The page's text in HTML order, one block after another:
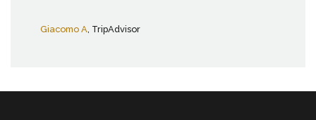
Giacomo A , TripAdvisor